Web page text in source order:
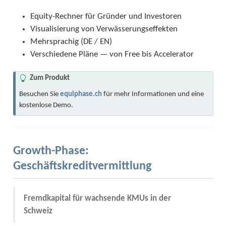
Equity-Rechner für Gründer und Investoren
Visualisierung von Verwässerungseffekten
Mehrsprachig (DE / EN)
Verschiedene Pläne — von Free bis Accelerator
T
Zum Produkt
Besuchen Sieequiphase.ch für mehr Informationen und eine
kostenlose Demo.
Growth-Phase:
Geschäftskreditvermittlung
Fremdkapital für wachsende KMUs in der
Schweiz